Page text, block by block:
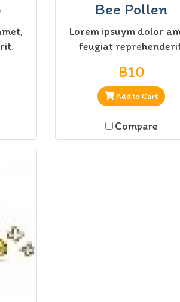
Bee Pollen
Lorem ipsuym dolor
feugiat
฿10
Add to Cart
Compare